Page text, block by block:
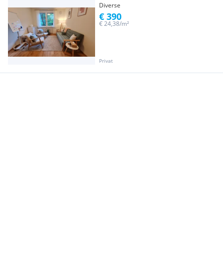
Diverse
Privat
€ 24,38/m²
€ 390